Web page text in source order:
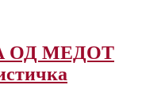
ОД МЕДОТ